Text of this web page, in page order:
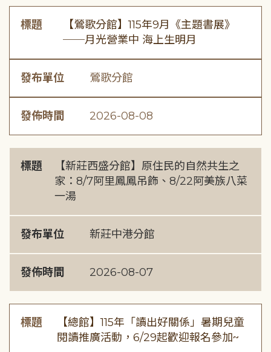
標題
【鶯歌分館】115年9月《主題書展》
──月光營業中 海上生明月
發布單位 鶯歌分館
發佈時間 2026-08-08
標題
【新莊西盛分館】原住民的自然共生之
家：8/7阿里鳳鳳吊飾、8/22阿美族八菜
一湯
發布單位 新莊中港分館
發佈時間 2026-08-07
標題
【總館】115年「讀出好關係」暑期兒童
閱讀推廣活動，6/29起歡迎報名參加~